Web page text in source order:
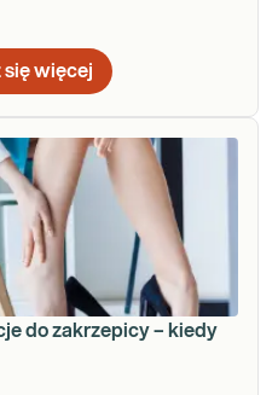
się więcej
do zakrzepicy – kiedy